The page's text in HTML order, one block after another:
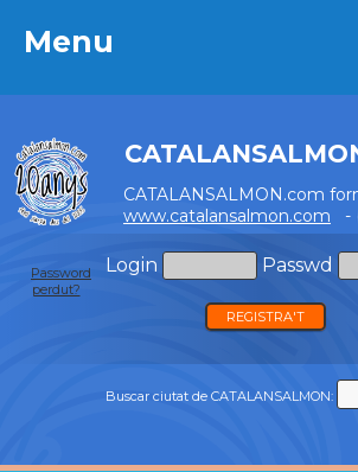
Menu
CATALANSALMON.com
www.catalansalmon.com -
Login Passwd
Password
perdut?
REGISTRA'T
Buscar ciutat de CATALANSALMON:
Menu